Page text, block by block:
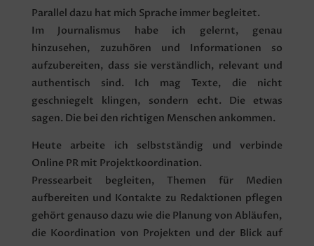
Parallel dazu hat mich Sprache immer begleitet.
Im Journalismus habe ich gelernt, genau
hinzusehen, zuzuhören und Informationen so
aufzubereiten, dass sie verständlich, relevant und
authentisch sind. Ich mag Texte, die nicht
geschniegelt klingen, sondern echt. Die etwas
sagen. Die bei den richtigen Menschen ankommen.
Heute arbeite ich selbstständig und verbinde
Online PR mit Projektkoordination.
Pressearbeit begleiten, Themen für Medien
aufbereiten und Kontakte zu Redaktionen pflegen
gehört genauso dazu wie die Planung von Abläufen,
die Koordination von Projekten und der Blick auf